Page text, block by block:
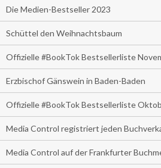
Die Medien-Bestseller 2023
Schüttel den Weihnachtsbaum
Offizielle #BookTok Bestsellerliste
Erzbischof Gänswein in Baden-Baden
Offizielle #BookTok Bestsellerliste
Media Control registriert jeden
Media Control auf der Frankfurter